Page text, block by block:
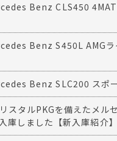
Benz CLS450
Benz S450L AMGラ
Benz SLC200 スポ
スタルPKGを備えたメル
庫しました【新入庫紹介】